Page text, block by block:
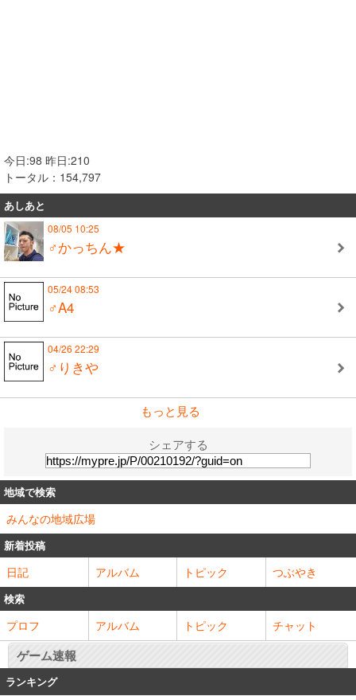
今日:98 昨日:210
トータル：154,797
あしあと
08/05 10:25
♂かっちん★
05/24 08:53
♂A4
04/26 22:29
♂りきや
もっと見る
シェアする
地域で検索
みんなの地域広場
新着投稿
日記 アルバム トピック つぶやき
検索
プロフ アルバム トピック チャット
ゲーム速報
ランキング